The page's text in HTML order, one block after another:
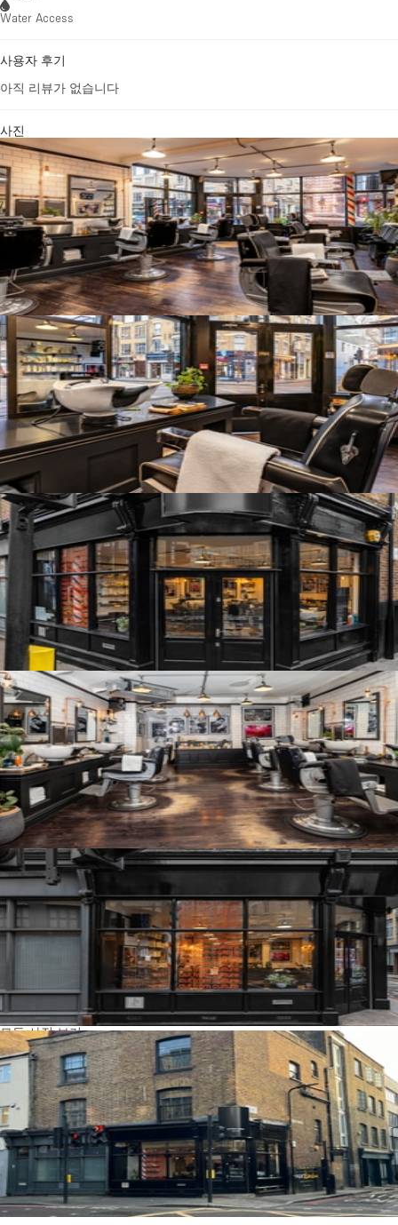
Water Access
사용자 후기
아직 리뷰가 없습니다
사진
모든 사진 보기